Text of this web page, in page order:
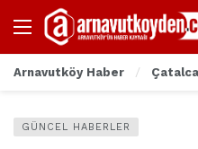
Arnavutköy Haber Çatalca
GÜNCEL HABERLER